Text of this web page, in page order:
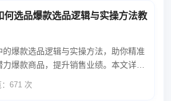
何选品爆款选品逻辑与实操方法教
爆款选品逻辑与实操方法，助你精准
爆款商品，提升销售业绩。本文详细
671 次